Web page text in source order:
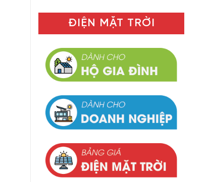
ĐIỆN MẶT TRỜI